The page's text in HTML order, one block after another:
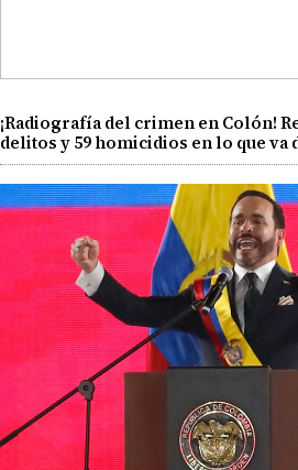
¡Radiografía del crimen en Colón!
delitos y 59 homicidios en lo que va